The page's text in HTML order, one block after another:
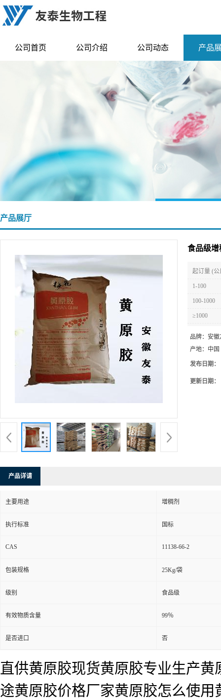
公司首页 公司介绍 公司动态 产品
产品展厅
食品级增
起订量 (公
1-100
100-1000
≥1000
品牌： 安徽
产地： 中国
发布日期：
更新日期：
产品详请
主要用途 增稠剂
执行标准 国标
CAS 11138-66-2
包装规格 25Kg/袋
级别 食品级
有效物质含量 99％
是否进口 否
直供黄原胶现货黄原胶专业生产
途黄原胶价格厂家黄原胶怎么使